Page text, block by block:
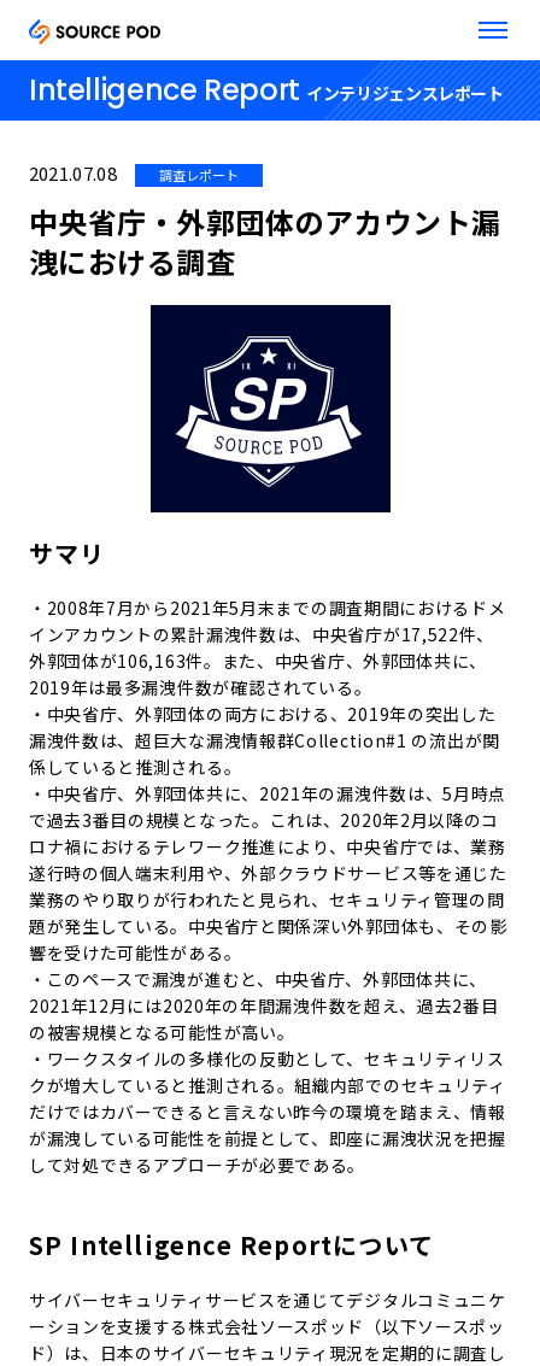
Intelligence Report インテリジェンスレポート
2021.07.08 調査レポート
中央省庁・外郭団体のアカウント漏
洩における調査
サマリ
・2008年7月から2021年5月末までの調査期間におけるドメ
インアカウントの累計漏洩件数は、中央省庁が17,522件、
外郭団体が106,163件。また、中央省庁、外郭団体共に、
2019年は最多漏洩件数が確認されている。
・中央省庁、外郭団体の両方における、2019年の突出した
漏洩件数は、超巨大な漏洩情報群Collection#1 の流出が関
係していると推測される。
・中央省庁、外郭団体共に、2021年の漏洩件数は、5月時点
で過去3番目の規模となった。これは、2020年2月以降のコ
ロナ禍におけるテレワーク推進により、中央省庁では、業務
遂行時の個人端末利用や、外部クラウドサービス等を通じた
業務のやり取りが行われたと見られ、セキュリティ管理の問
題が発生している。中央省庁と関係深い外郭団体も、その影
響を受けた可能性がある。
・このペースで漏洩が進むと、中央省庁、外郭団体共に、
2021年12月には2020年の年間漏洩件数を超え、過去2番目
の被害規模となる可能性が高い。
・ワークスタイルの多様化の反動として、セキュリティリス
クが増大していると推測される。組織内部でのセキュリティ
だけではカバーできると言えない昨今の環境を踏まえ、情報
が漏洩している可能性を前提として、即座に漏洩状況を把握
して対処できるアプローチが必要である。
SP Intelligence Reportについて
サイバーセキュリティサービスを通じてデジタルコミュニケ
ーションを支援する株式会社ソースポッド（以下ソースポッ
ド）は、日本のサイバーセキュリティ現況を定期的に調査し